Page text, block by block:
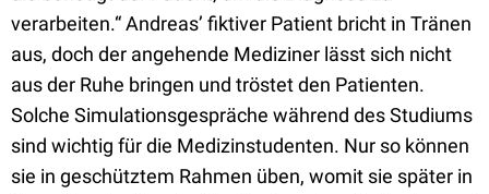
verarbeiten.“ Andreas’ fiktiver Patient bricht in Tränen
aus, doch der angehende Mediziner lässt sich nicht
aus der Ruhe bringen und tröstet den Patienten.
Solche Simulationsgespräche während des Studiums
sind wichtig für die Medizinstudenten. Nur so können
sie in geschütztem Rahmen üben, womit sie später in